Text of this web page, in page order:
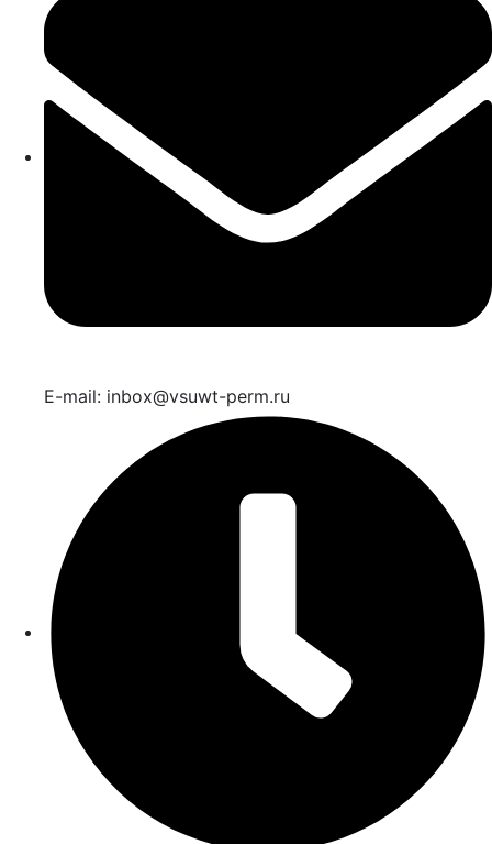
E-mail: inbox@vsuwt-perm.ru